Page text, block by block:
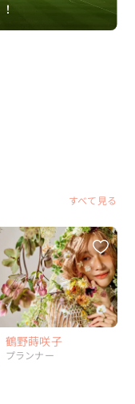
すべて見る
鶴野蒔咲子
プランナー